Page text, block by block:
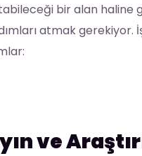
bir alan haline
atmak gerekiyor.
ve